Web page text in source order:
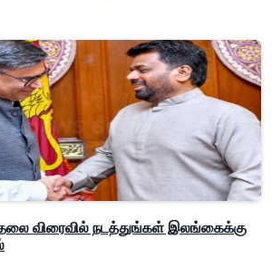
விரைவில் நடத்துங்கள் இலங்கைக்கு